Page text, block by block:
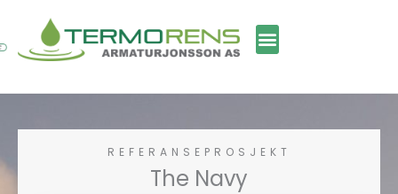
content
REFERANSEPROSJEKT
The Navy